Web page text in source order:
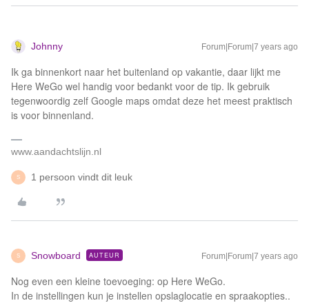
Johnny Forum|Forum|7 years ago
Ik ga binnenkort naar het buitenland op vakantie, daar lijkt me
Here WeGo wel handig voor bedankt voor de tip. Ik gebruik
tegenwoordig zelf Google maps omdat deze het meest praktisch
is voor binnenland.
www.aandachtslijn.nl
S 1 persoon vindt dit leuk
S Snowboard AUTEUR Forum|Forum|7 years ago
Nog even een kleine toevoeging: op Here WeGo.
In de instellingen kun je instellen opslaglocatie en spraakopties..